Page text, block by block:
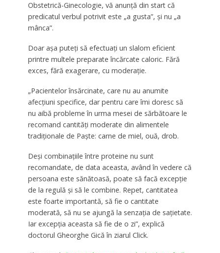
Obstetrică-Ginecologie, vă anunţă din start că
predicatul verbul potrivit este „a gusta”, şi nu „a
mânca”.
Doar aşa puteţi să efectuaţi un slalom eficient
printre multele preparate încărcate caloric. Fără
exces, fără exagerare, cu moderaţie.
„Pacientelor însărcinate, care nu au anumite
afecţiuni specifice, dar pentru care îmi doresc să
nu aibă probleme în urma mesei de sărbătoare le
recomand cantităţi moderate din alimentele
tradiţionale de Paşte: carne de miel, ouă, drob.
Deşi combinaţiile între proteine nu sunt
recomandate, de data aceasta, având în vedere că
persoana este sănătoasă, poate să facă excepţie
de la regulă şi să le combine. Repet, cantitatea
este foarte importantă, să fie o cantitate
moderată, să nu se ajungă la senzaţia de saţietate.
Iar excepția aceasta să fie de o zi”, explică
doctorul Gheorghe Gicăîn ziarul Click.